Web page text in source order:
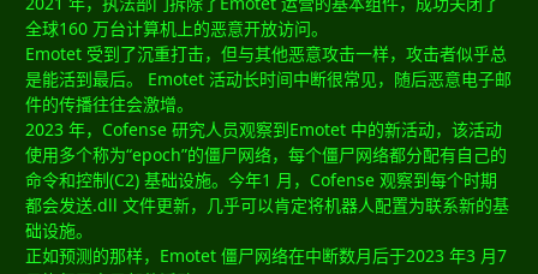
全球160 万台计算机上的恶意开放访问。
Emotet 受到了沉重打击，但与其他恶意攻击一样，攻击者似乎总
是能活到最后。 Emotet 活动长时间中断很常见，随后恶意电子邮
件的传播往往会激增。
2023 年，Cofense 研究人员观察到Emotet 中的新活动，该活动
使用多个称为“epoch”的僵尸网络，每个僵尸网络都分配有自己的
命令和控制(C2) 基础设施。今年1 月，Cofense 观察到每个时期
都会发送.dll 文件更新，几乎可以肯定将机器人配置为联系新的基
础设施。
正如预测的那样，Emotet 僵尸网络在中断数月后于2023 年3 月7